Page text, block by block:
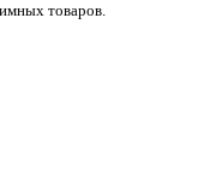
товаров.